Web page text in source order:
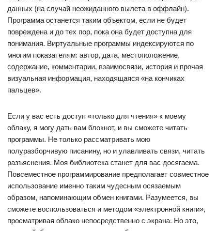
данных (на случай неожиданного вылета в оффлайн).
Программа останется таким объектом, если не будет
повреждена и до тех пор, пока она будет доступна для
понимания. Виртуальные программы индексируются по
многим показателям: автор, дата, местоположение,
содержание, комментарии, взаимосвязи, история и прочая
визуальная информация, находящаяся «на кончиках
пальцев».
Если у вас есть доступ «только для чтения» к моему
облаку, я могу дать вам блокнот, и вы сможете читать
программы. Не только рассматривать мою
полуразборчивую писанину, но и улавливать связи, читать
разъяснения. Моя библиотека станет для вас досягаема.
Повсеместное программирование предполагает совместное
использование именно таким чудесным осязаемым
образом, напоминающим обмен книгами. Разумеется, вы
сможете воспользоваться и методом «электронной книги»,
просматривая облако непосредственно с экрана. Но это,